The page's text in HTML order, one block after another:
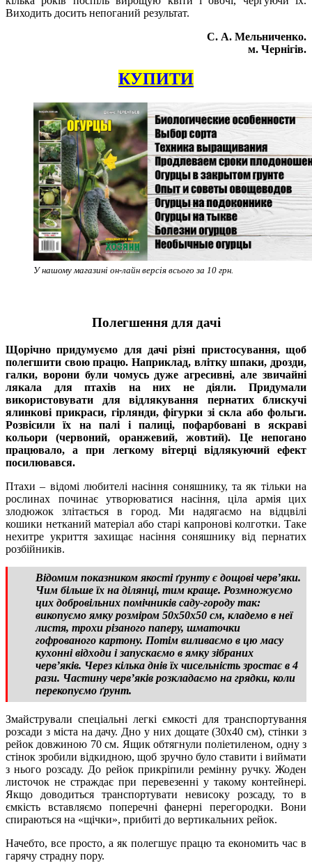
Виходить досить непоганий результат.
С. А. Мельниченко.
м. Чернігів.
КУПИТИ
У нашому магазині он-лайн версія всього за 10 грн.
Полегшення для дачі
Щорічно придумуємо для дачі різні пристосування, щоб
полегшити свою працю. Наприклад, влітку шпаки, дрозди,
галки, ворони були чомусь дуже агресивні, але звичайні
лякала для птахів на них не діяли. Придумали
використовувати для відлякування пернатих блискучі
ялинкові прикраси, гірлянди, фігурки зі скла або фольги.
Розвісили їх на палі і палиці, пофарбовані в яскраві
кольори (червоний, оранжевий, жовтий). Це непогано
працювало, а при легкому вітерці відлякуючий ефект
посилювався.
Птахи – відомі любителі насіння соняшнику, та як тільки на
рослинах починає утворюватися насіння, ціла армія цих
злодюжок злітається в город. Ми надягаємо на відцвілі
кошики нетканий матеріал або старі капронові колготки. Таке
нехитре укриття захищає насіння соняшнику від пернатих
розбійників.
Відомим показником якості ґрунту є дощові черв’яки.
Чим більше їх на ділянці, тим краще. Розмножуємо
цих добровільних помічників саду-городу так:
викопуємо ямку розміром 50х50х50 см, кладемо в неї
листя, трохи різаного паперу, шматочки
гофрованого картону. Потім виливаємо в цю масу
кухонні відходи і запускаємо в ямку зібраних
черв’яків. Через кілька днів їх чисельність зростає в 4
рази. Частину черв’яків розкладаємо на грядки, коли
перекопуємо ґрунт.
Змайстрували спеціальні легкі ємкості для транспортування
розсади з міста на дачу. Дно у них дощате (30х40 см), стінки з
рейок довжиною 70 см. Ящик обтягнули поліетиленом, одну з
стінок зробили відкидною, щоб зручно було ставити і виймати
з нього розсаду. До рейок прикріпили ремінну ручку. Жоден
листочок не страждає при перевезенні у такому контейнері.
Якщо доводиться транспортувати невисоку розсаду, то в
ємкість вставляємо поперечні фанерні перегородки. Вони
спираються на «щічки», прибиті до вертикальних рейок.
Начебто, все просто, а як полегшує працю та економить час в
гарячу страдну пору.